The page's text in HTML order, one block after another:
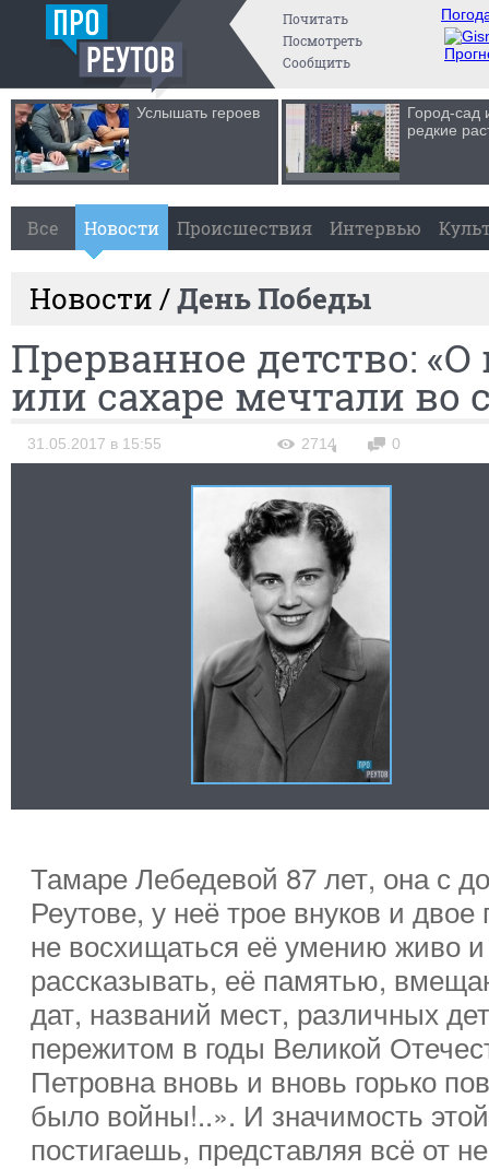
Почитать
Посмотреть
Сообщить
Услышать героев
Город-сад
редкие
Все Новости Происшествия Интервью
Новости /День Победы
Прерванное детство:
или сахаре мечтали во
31.05.2017 в 15:55 2714 0
Тамаре Лебедевой 87 лет, она с
Реутове, у неё трое внуков и
не восхищаться её умению живо и
рассказывать, её памятью,
дат, названий мест, различных
пережитом в годы Великой
Петровна вновь и вновь горько
было войны!..». И значимость
постигаешь, представляя всё от